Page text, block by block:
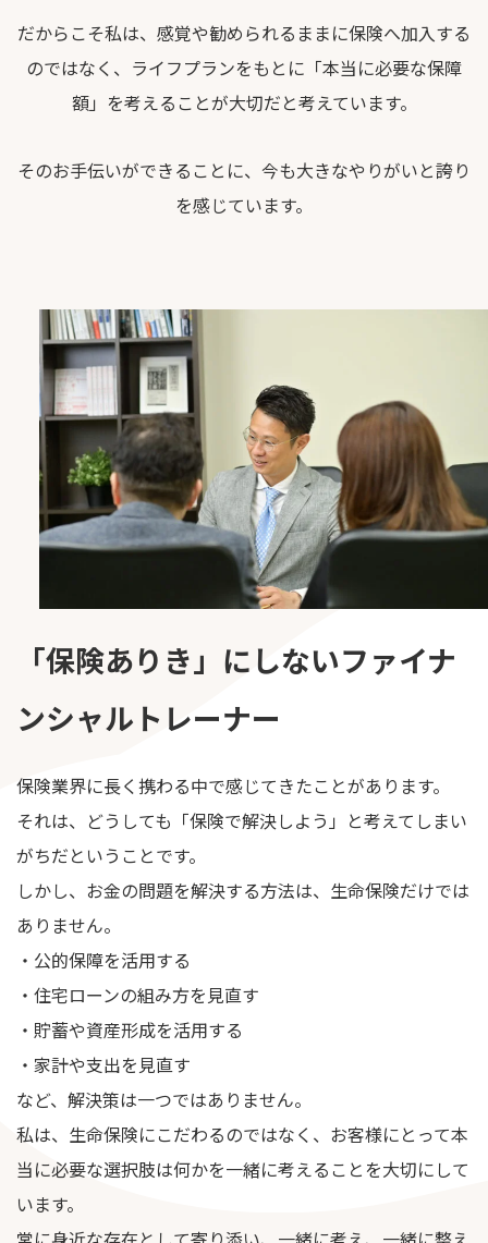
だからこそ私は、感覚や勧められるままに保険へ加入する
のではなく、ライフプランをもとに「本当に必要な保障
額」を考えることが大切だと考えています。
そのお手伝いができることに、今も大きなやりがいと誇り
を感じています。
「保険ありき」にしないファイナ
ンシャルトレーナー
保険業界に長く携わる中で感じてきたことがあります。
それは、どうしても「保険で解決しよう」と考えてしまい
がちだということです。
しかし、お金の問題を解決する方法は、生命保険だけでは
ありません。
・公的保障を活用する
・住宅ローンの組み方を見直す
・貯蓄や資産形成を活用する
・家計や支出を見直す
など、解決策は一つではありません。
私は、生命保険にこだわるのではなく、お客様にとって本
当に必要な選択肢は何かを一緒に考えることを大切にして
います。